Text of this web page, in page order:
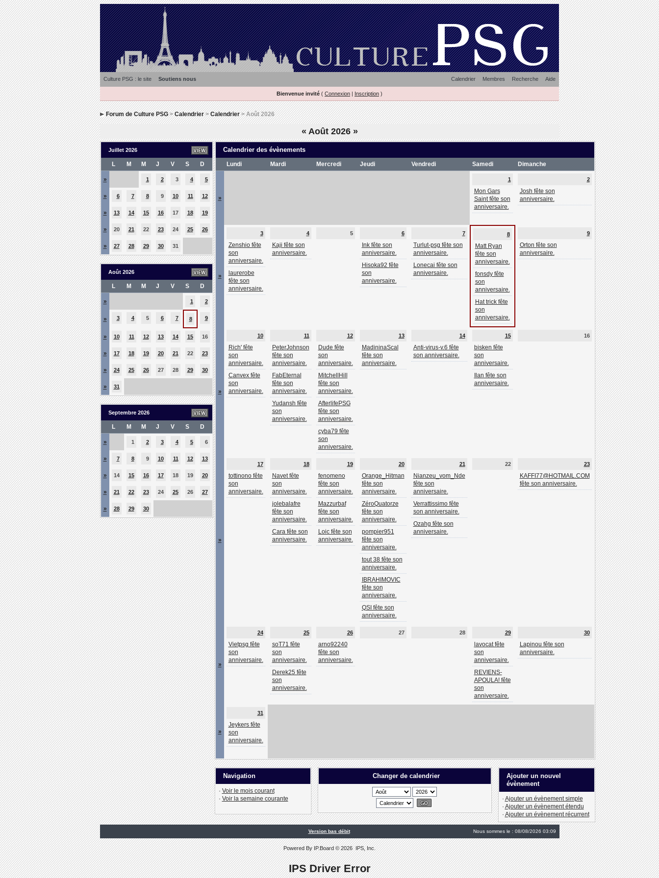
Culture PSG : le site Soutiens nous Aide
Recherche
Membres
Calendrier
Bienvenue invité ( Connexion | Inscription )
Forum de Culture PSG>Calendrier>Calendrier> Août 2026
« Août 2026 »
Juillet 2026
L M M J V S D
» 1 2 3 4 5
» 6 7 8 9 10 11 12
» 13 14 15 16 17 18 19
» 20 21 22 23 24 25 26
» 27 28 29 30 31
Août 2026
L M M J V S D
» 1 2
» 3 4 5 6 7 8 9
» 10 11 12 13 14 15 16
» 17 18 19 20 21 22 23
» 24 25 26 27 28 29 30
» 31
Septembre 2026
L M M J V S D
» 1 2 3 4 5 6
» 7 8 9 10 11 12 13
» 14 15 16 17 18 19 20
» 21 22 23 24 25 26 27
» 28 29 30
Calendrier des évènements
Lundi Mardi Mercredi Jeudi Vendredi Samedi Dimanche
»
1
Mon Gars
Saint fête son
anniversaire.
2
Josh fête son
anniversaire.
»
3
Zenshio fête
son
anniversaire.
laurerobe
fête son
anniversaire.
4
Kaji fête son
anniversaire.
5 6
Ink fête son
anniversaire.
Hisoka92 fête
son
anniversaire.
7
Turlut-psg fête son
anniversaire.
Lonecai fête son
anniversaire.
8
Matt Ryan
fête son
anniversaire.
fonsdy fête
son
anniversaire.
Hat trick fête
son
anniversaire.
9
Orton fête son
anniversaire.
»
10
Rich' fête
son
anniversaire.
Canvex fête
son
anniversaire.
11
PeterJohnson
fête son
anniversaire.
FabEternal
fête son
anniversaire.
Yudansh fête
son
anniversaire.
12
Dude fête
son
anniversaire.
MitchellHill
fête son
anniversaire.
AfterlifePSG
fête son
anniversaire.
cyba79 fête
son
anniversaire.
13
MadininaScal
fête son
anniversaire.
14
Anti-virus-v.6 fête
son anniversaire.
15
bisken fête
son
anniversaire.
Ilan fête son
anniversaire.
16
»
17
tottinono fête
son
anniversaire.
18
Navet fête
son
anniversaire.
jolebalafre
fête son
anniversaire.
Cara fête son
anniversaire.
19
fenomeno
fête son
anniversaire.
Mazzurbaf
fête son
anniversaire.
Loic fête son
anniversaire.
20
Orange_Hitman
fête son
anniversaire.
ZéroQuatorze
fête son
anniversaire.
pompier951
fête son
anniversaire.
tout 38 fête son
anniversaire.
IBRAHIMOVIC
fête son
anniversaire.
QSI fête son
anniversaire.
21
Nianzeu_vom_Nde
fête son
anniversaire.
Verrattissimo fête
son anniversaire.
Ozahg fête son
anniversaire.
22 23
KAFFI77@HOTMAIL.COM
fête son anniversaire.
»
24
Vietpsg fête
son
anniversaire.
25
soT71 fête
son
anniversaire.
Derek25 fête
son
anniversaire.
26
arno92240
fête son
anniversaire.
27 28 29
lavocat fête
son
anniversaire.
REVIENS-
APOULA! fête
son
anniversaire.
30
Lapinou fête son
anniversaire.
»
31
Jeykers fête
son
anniversaire.
Navigation
· Voir le mois courant
· Voir la semaine courante
Changer de calendrier
Ajouter un nouvel
évènement
· Ajouter un évènement simple
· Ajouter un évènement étendu
· Ajouter un évènement récurrent
Version bas débit Nous sommes le : 08/08/2026 03:09
Powered ByIP.Board© 2026IPS, Inc.
IPS Driver Error